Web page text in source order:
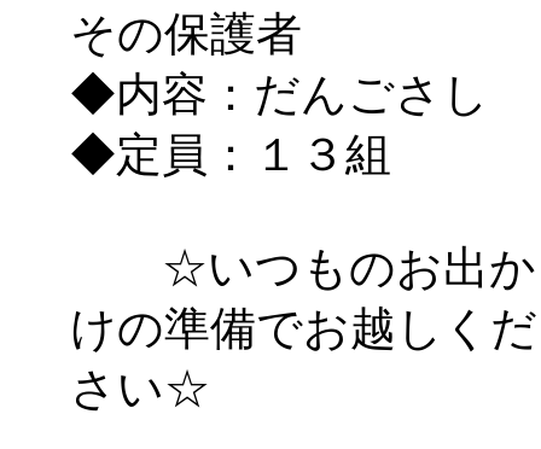
～」 受付期間：～
「子育て交流広場「
間：2026/08/10～
間：2026/08/10～
「 みなづる号乗車体
de 健康づくり」
その保護者
◆内容：だんごさし
◆定員：１３組
☆いつものお出か
けの準備でお越しくだ
さい☆